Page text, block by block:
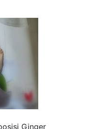
Ginger